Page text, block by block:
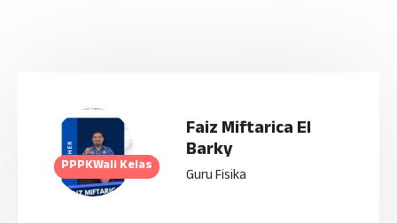
PPPKWali Kelas
Faiz Miftarica El
Barky
Guru Fisika